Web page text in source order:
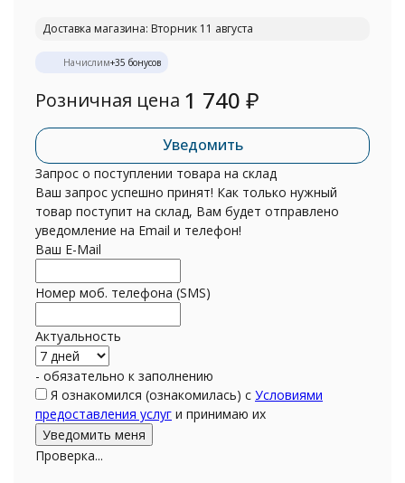
Доставка магазина: Вторник 11 августа
Начислим+35 бонусов
Розничная цена 1 740 ₽
Уведомить
Запрос о поступлении товара на склад
Ваш запрос успешно принят! Как только нужный
товар поступит на склад, Вам будет отправлено
уведомление на Email и телефон!
Ваш E-Mail
Номер моб. телефона (SMS)
Актуальность
- обязательно к заполнению
Я ознакомился (ознакомилась) с Условиями
предоставления услуг и принимаю их
Проверка...